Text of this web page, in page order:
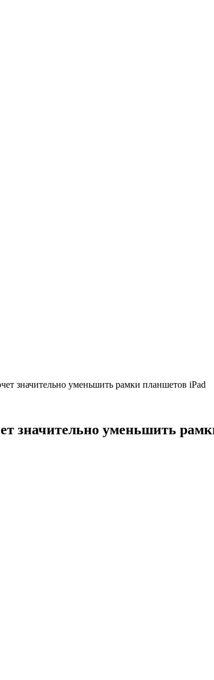
значительно уменьшить рамки планшетов iPad
значительно уменьшить